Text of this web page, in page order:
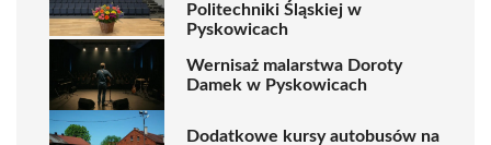
Politechniki Śląskiej w
Pyskowicach
Wernisaż malarstwa Doroty
Damek w Pyskowicach
Dodatkowe kursy autobusów na